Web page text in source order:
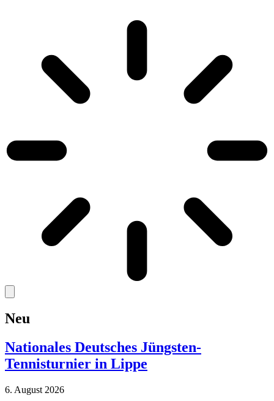
Neu
Nationales Deutsches Jüngsten-
Tennisturnier in Lippe
6. August 2026